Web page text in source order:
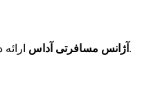
آژانس مسافرتی آداس با قیمت مناسب می‌باشد.